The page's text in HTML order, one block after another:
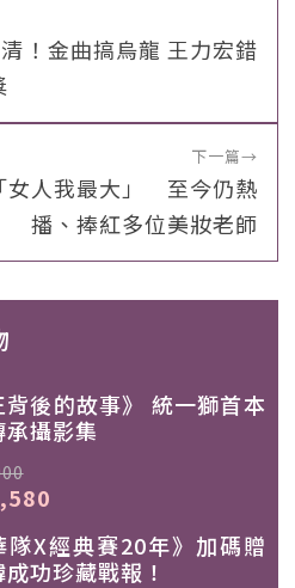
！金曲搞烏龍 王力宏錯
下一篇→
女人我最大」 至今仍熱
播、捧紅多位美妝老師
背後的故事》 統一獅首本
承攝影集
隊X經典賽20年》加碼贈
功珍藏戰報！